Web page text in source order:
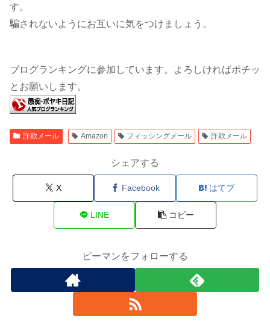
す。
騙されないようにお互いに気をつけましょう。
ブログランキングに参加しています。よろしければポチッ
とお願いします。
詐欺メール Amazon フィッシングメール 詐欺メール
シェアする
X Facebook はてブ
LINE コピー
ピーマンをフォローする